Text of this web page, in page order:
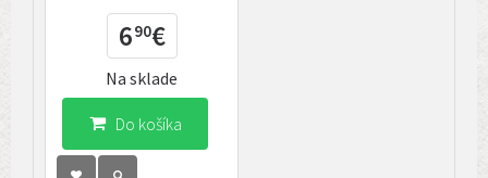
690€
Do košíka
Na sklade